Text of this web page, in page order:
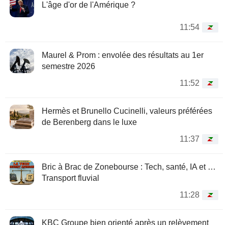
L'âge d'or de l'Amérique ?
11:54
Maurel & Prom : envolée des résultats au 1er
semestre 2026
11:52
Hermès et Brunello Cucinelli, valeurs préférées
de Berenberg dans le luxe
11:37
Bric à Brac de Zonebourse : Tech, santé, IA et …
Transport fluvial
11:28
KBC Groupe bien orienté après un relèvement